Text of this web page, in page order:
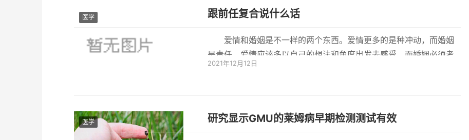
医学 跟前任复合说什么话
爱情和婚姻是不一样的两个东西。爱情更多的是种冲动，而婚姻
是责任。爱情应该多以自己的想法和角度出发去感受，而婚姻必须考
虑到双方的...
2021年12月12日
医学 研究显示GMU的莱姆病早期检测测试有效